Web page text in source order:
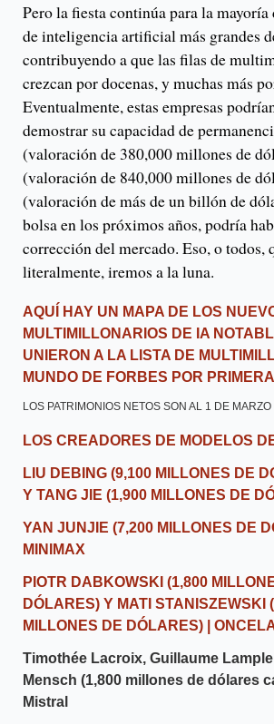
Pero la fiesta continúa para la mayoría
de inteligencia artificial más grandes
contribuyendo a que las filas de
crezcan por docenas, y muchas más
Eventualmente, estas empresas
demostrar su capacidad de
(valoración de 380,000 millones de
(valoración de 840,000 millones de
(valoración de más de un billón de
bolsa en los próximos años, podría
corrección del mercado. Eso, o todos,
literalmente, iremos a la luna.
AQUÍ HAY UN MAPA DE LOS
MULTIMILLONARIOS DE IA
UNIERON A LA LISTA DE
MUNDO DE FORBES POR
LOS PATRIMONIOS NETOS SON AL 1 DE
LOS CREADORES DE MODELOS
LIU DEBING (9,100 MILLONES DE
Y TANG JIE (1,900 MILLONES DE
YAN JUNJIE (7,200 MILLONES DE
MINIMAX
PIOTR DABKOWSKI (1,800
DÓLARES) Y MATI STANISZEWSKI
MILLONES DE DÓLARES) |
Timothée Lacroix, Guillaume
Mensch (1,800 millones de dólares
Mistral